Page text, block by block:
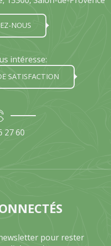
NOUS
intéresse:
SATISFACTION
27 60
pour rester